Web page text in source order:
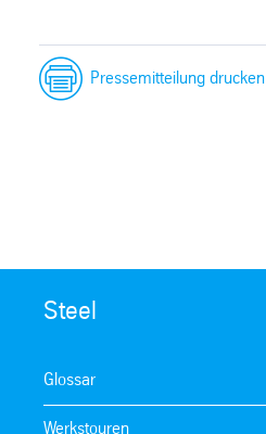
Pressemitteilung drucken
Steel
Glossar
Werkstouren